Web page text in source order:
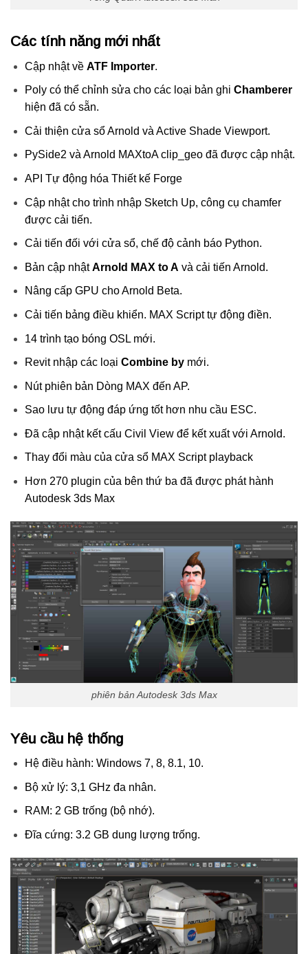
Các tính năng mới nhất
Cập nhật về ATF Importer.
Poly có thể chỉnh sửa cho các loại bản ghi Chamberer
hiện đã có sẵn.
Cải thiện cửa sổ Arnold và Active Shade Viewport.
PySide2 và Arnold MAXtoA clip_geo đã được cập nhật.
API Tự động hóa Thiết kế Forge
Cập nhật cho trình nhập Sketch Up, công cụ chamfer
được cải tiến.
Cải tiến đối với cửa sổ, chế độ cảnh báo Python.
Bản cập nhậtArnold MAX to A và cải tiến Arnold.
Nâng cấp GPU cho Arnold Beta.
Cải tiến bảng điều khiển. MAX Script tự động điền.
14 trình tạo bóng OSL mới.
Revit nhập các loại Combine bymới.
Nút phiên bản Dòng MAX đến AP.
Sao lưu tự động đáp ứng tốt hơn nhu cầu ESC.
Đã cập nhật kết cấu Civil View để kết xuất với Arnold.
Thay đổi màu của cửa sổ MAX Script playback
Hơn 270 plugin của bên thứ ba đã được phát hành
Autodesk 3ds Max
phiên bản Autodesk 3ds Max
Yêu cầu hệ thống
Hệ điều hành: Windows 7, 8, 8.1, 10.
Bộ xử lý: 3,1 GHz đa nhân.
RAM: 2 GB trống (bộ nhớ).
Đĩa cứng: 3.2 GB dung lượng trống.